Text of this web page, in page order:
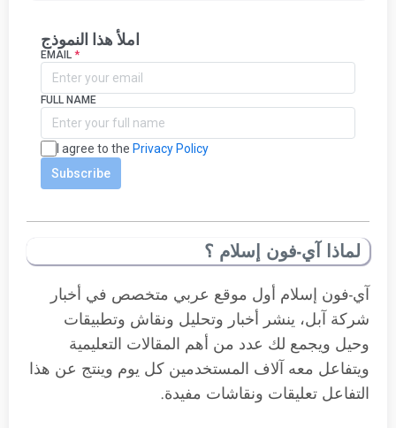
لماذا آي-فون إسلام ؟
آي-فون إسلام أول موقع عربي متخصص في أخبار
شركة آبل، ينشر أخبار وتحليل ونقاش وتطبيقات
وحيل ويجمع لك عدد من أهم المقالات التعليمية
ويتفاعل معه آلاف المستخدمين كل يوم وينتج عن هذا
التفاعل تعليقات ونقاشات مفيدة.